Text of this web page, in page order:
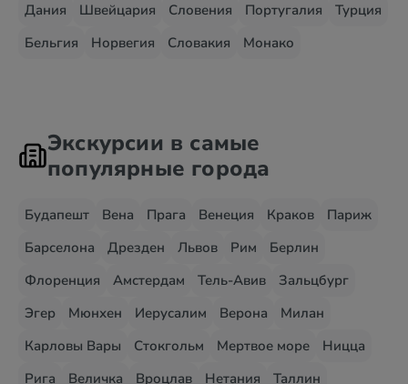
Дания
Швейцария Словения Португалия
Турция
Бельгия
Норвегия Словакия Монако
Экскурсии в самые
популярные города
Будапешт Вена Прага Венеция Краков
Париж
Барселона
Дрезден Львов Рим
Берлин
Флоренция
Амстердам Тель-Авив
Зальцбург
Эгер
Мюнхен Иерусалим Верона
Милан
Карловы Вары
Стокгольм Мертвое море
Ницца
Рига
Величка Вроцлав Нетания
Таллин